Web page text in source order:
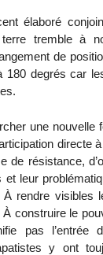
élaboré
tremble à
de
180 degrés car
une nouvelle
directe
de résistance,
et leur
À rendre visibles
construire le
pas l’entrée
y ont